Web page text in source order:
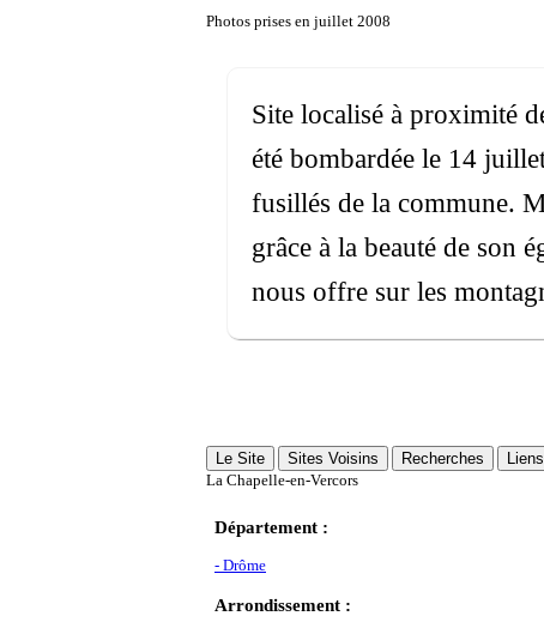
Photos prises en juillet 2008
Site localisé à proximité
été bombardée le 14
fusillés de la commune.
grâce à la beauté de son
nous offre sur les
Le Site Sites Voisins Recherches
La Chapelle-en-Vercors
Département :
- Drôme
Arrondissement :